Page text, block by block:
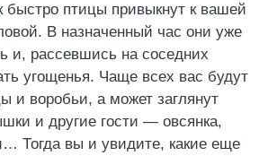
быстро птицы привыкнут к вашей
В назначенный час они уже
и, рассевшись на соседних
угощенья. Чаще всех вас будут
и воробьи, а может заглянут
и другие гости — овсянка,
Тогда вы и увидите, какие еще